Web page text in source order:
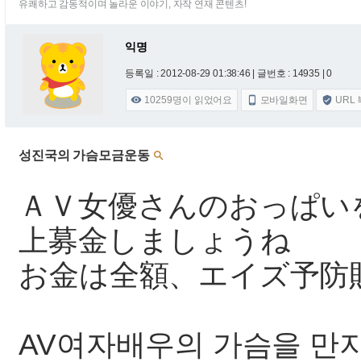
유쾌하고 감동적이며 놀라운 이야기, 자작 연재 콘텐츠!
익명
등록일 : 2012-08-29 01:38:46 | 글번호 : 14935 | 0
 10259명이 읽었어요  모바일화면  URL
성진국의 가슴모금운동 
ＡＶ女優さんのおっぱ
上募金しましょうね
お金は全額、エイズ予
AV여자배우의 가슴을 만